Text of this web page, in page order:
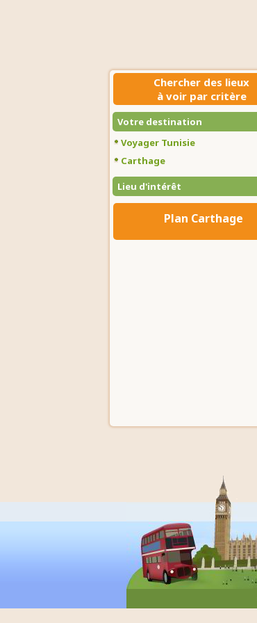
Chercher des lieux
à voir par critère
Votre destination
Voyager Tunisie
Carthage
Lieu d'intérêt
Plan Carthage